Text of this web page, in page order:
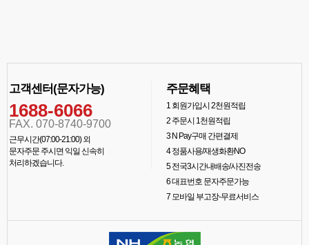
고객센터(문자가능)
1688-6066
FAX. 070-8740-9700
근무시간(07:00-21:00) 외
문자주문 주시면 익일 신속히
처리하겠습니다.
주문혜택
1회원가입시 2천원적립
2주문시 1천원적립
3N Pay구매 간편결제
4정품사용/재생화환NO
5전국3시간내배송/사진전송
6대표번호 문자주문가능
7모바일 부고장-무료서비스